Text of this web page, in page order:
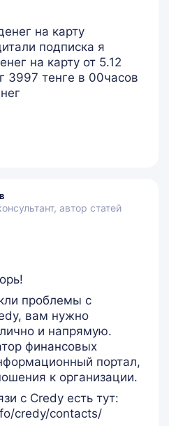
на карту
подписка я
на карту от 5.12
3997 тенге в 00часов
автор статей
проблемы с
вам нужно
и напрямую.
финансовых
портал,
к организации.
с Credy есть тут:
credy/contacts/